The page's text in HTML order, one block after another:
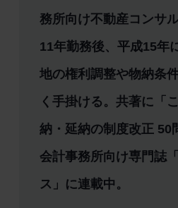
務所向け不動産コンサ
11年勤務後、平成15年
地の権利調整や物納条
く手掛ける。共著に「
納・延納の制度改正 50
会計事務所向け専門誌
ス」に連載中。